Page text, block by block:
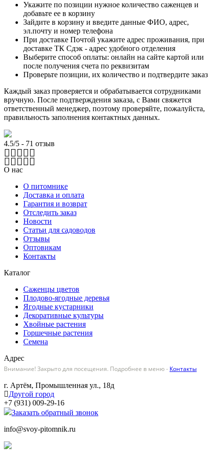
Укажите по позиции нужное количество саженцев и
добавьте ее в корзину
Зайдите в корзину и введите данные ФИО, адрес,
эл.почту и номер телефона
При доставке Почтой укажите адрес проживания, при
доставке ТК Сдэк - адрес удобного отделения
Выберите способ оплаты: онлайн на сайте картой или
после получения счета по реквизитам
Проверьте позиции, их количество и подтвердите заказ
Каждый заказ проверяется и обрабатывается сотрудниками
вручную. После подтверждения заказа, с Вами свяжется
ответственный менеджер, поэтому проверяйте, пожалуйста,
правильность заполнения контактных данных.
4.5/5 - 71 отзыв
О нас
О питомнике
Доставка и оплата
Гарантия и возврат
Отследить заказ
Новости
Статьи для садоводов
Отзывы
Оптовикам
Контакты
Каталог
Саженцы цветов
Плодово-ягодные деревья
Ягодные кустарники
Декоративные культуры
Хвойные растения
Горшечные растения
Семена
Адрес
Внимание! Закрыто для посещения. Подробнее в меню - Контакты
г. Артём, Промышленная ул., 18д
Другой город
+7 (931) 009-29-16
Заказать обратный звонок
info@svoy-pitomnik.ru